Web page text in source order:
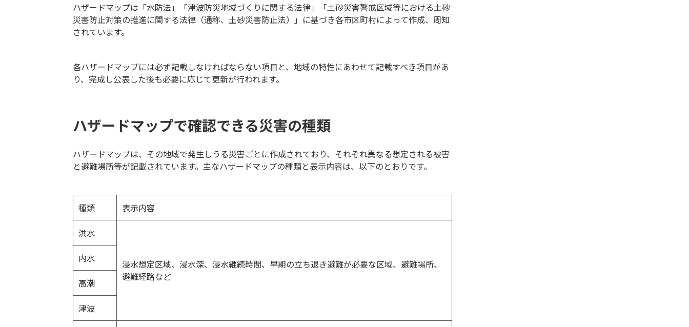
ハザードマップは「水防法」「津波防災地域づくりに関する法律」「土砂災害警戒区域等における土砂
災害防止対策の推進に関する法律（通称、土砂災害防止法）」に基づき各市区町村によって作成、周知
されています。
各ハザードマップには必ず記載しなければならない項目と、地域の特性にあわせて記載すべき項目があ
り、完成し公表した後も必要に応じて更新が行われます。
ハザードマップで確認できる災害の種類
ハザードマップは、その地域で発生しうる災害ごとに作成されており、それぞれ異なる想定される被害
と避難場所等が記載されています。主なハザードマップの種類と表示内容は、以下のとおりです。
種類 表示内容
洪水
浸水想定区域、浸水深、浸水継続時間、早期の立ち退き避難が必要な区域、避難場所、
避難経路など
内水
高潮
津波